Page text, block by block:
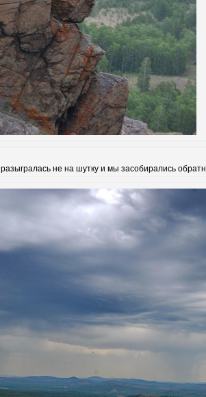
не на шутку и мы засобирались